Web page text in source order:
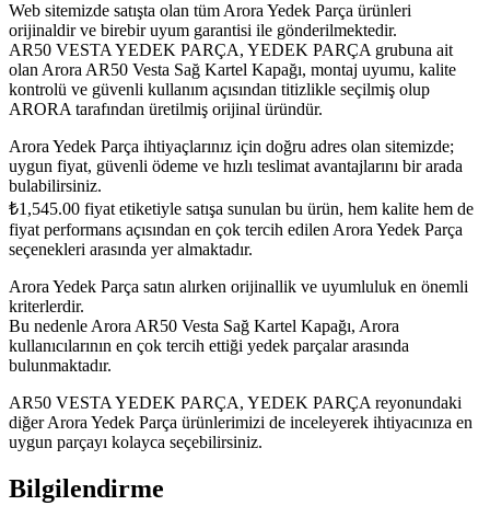
Web sitemizde satışta olan tüm Arora Yedek Parça ürünleri
orijinaldir ve birebir uyum garantisi ile gönderilmektedir.
AR50 VESTA YEDEK PARÇA, YEDEK PARÇA grubuna ait
olan Arora AR50 Vesta Sağ Kartel Kapağı, montaj uyumu, kalite
kontrolü ve güvenli kullanım açısından titizlikle seçilmiş olup
ARORA tarafından üretilmiş orijinal üründür.
Arora Yedek Parça ihtiyaçlarınız için doğru adres olan sitemizde;
uygun fiyat, güvenli ödeme ve hızlı teslimat avantajlarını bir arada
bulabilirsiniz.
₺1,545.00 fiyat etiketiyle satışa sunulan bu ürün, hem kalite hem de
fiyat performans açısından en çok tercih edilen Arora Yedek Parça
seçenekleri arasında yer almaktadır.
Arora Yedek Parça satın alırken orijinallik ve uyumluluk en önemli
kriterlerdir.
Bu nedenle Arora AR50 Vesta Sağ Kartel Kapağı, Arora
kullanıcılarının en çok tercih ettiği yedek parçalar arasında
bulunmaktadır.
AR50 VESTA YEDEK PARÇA, YEDEK PARÇA reyonundaki
diğer Arora Yedek Parça ürünlerimizi de inceleyerek ihtiyacınıza en
uygun parçayı kolayca seçebilirsiniz.
Bilgilendirme